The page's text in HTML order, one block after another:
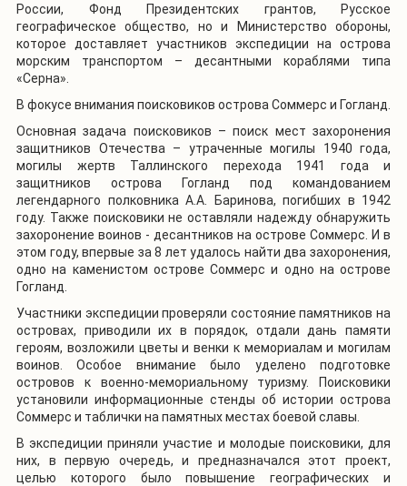
России, Фонд Президентских грантов, Русское
географическое общество, но и Министерство обороны,
которое доставляет участников экспедиции на острова
морским транспортом – десантными кораблями типа
«Серна».
В фокусе внимания поисковиков острова Соммерс и Гогланд.
Основная задача поисковиков – поиск мест захоронения
защитников Отечества – утраченные могилы 1940 года,
могилы жертв Таллинского перехода 1941 года и
защитников острова Гогланд под командованием
легендарного полковника А.А. Баринова, погибших в 1942
году. Также поисковики не оставляли надежду обнаружить
захоронение воинов - десантников на острове Соммерс. И в
этом году, впервые за 8 лет удалось найти два захоронения,
одно на каменистом острове Соммерс и одно на острове
Гогланд.
Участники экспедиции проверяли состояние памятников на
островах, приводили их в порядок, отдали дань памяти
героям, возложили цветы и венки к мемориалам и могилам
воинов. Особое внимание было уделено подготовке
островов к военно-мемориальному туризму. Поисковики
установили информационные стенды об истории острова
Соммерс и таблички на памятных местах боевой славы.
В экспедиции приняли участие и молодые поисковики, для
них, в первую очередь, и предназначался этот проект,
целью которого было повышение географических и